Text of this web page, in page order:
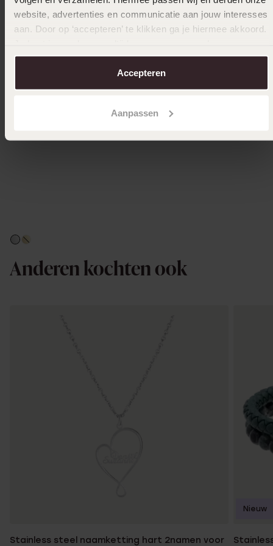
website, advertenties en communicatie aan jouw interesses
aan. Door op ‘accepteren’ te klikken ga je hiermee akkoord.
over in onscookiebeleid.
Accepteren
Aanpassen
Anderen kochten ook
Stainless steel naamketting hart 2namen voor
Nieuw